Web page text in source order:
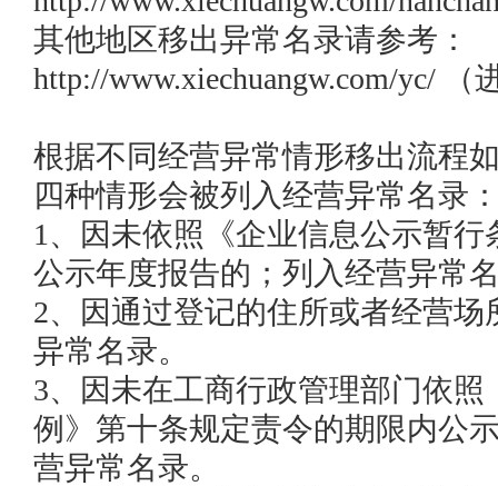
其他地区移出异常名录请参考：
http://www.xiechuangw.com/yc/
根据不同经营异常情形移出流程
四种情形会被列入经营异常名录
1、因未依照《企业信息公示暂
公示年度报告的；列入经营异常
2、因通过登记的住所或者经营
异常名录。
3、因未在工商行政管理部门依
例》第十条规定责令的期限内公
营异常名录。